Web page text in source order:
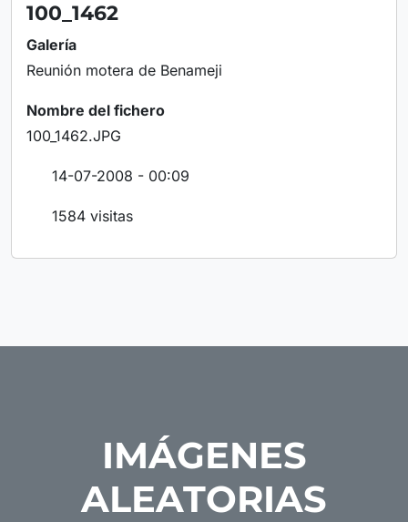
100_1462
Galería
Reunión motera de Benameji
Nombre del fichero
100_1462.JPG
14-07-2008 - 00:09
1584 visitas
IMÁGENES
ALEATORIAS